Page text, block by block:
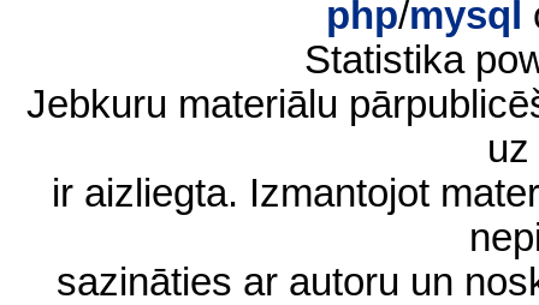
php/mysql
Statistika
Jebkuru materiālu
ir aizliegta. Izmantojot
sazināties ar autoru un